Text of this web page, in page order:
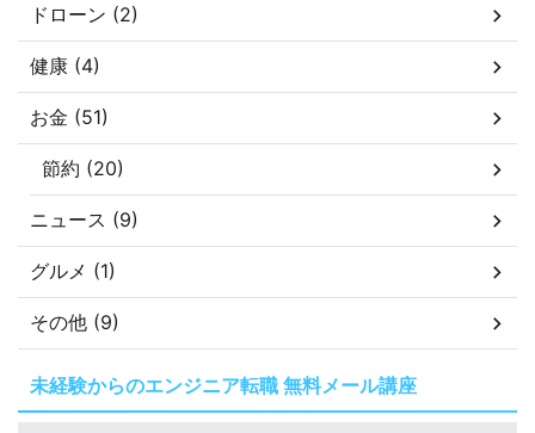
ドローン (2)
健康 (4)
お金 (51)
節約 (20)
ニュース (9)
グルメ (1)
その他 (9)
未経験からのエンジニア転職 無料メール講座